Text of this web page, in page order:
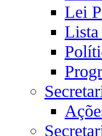
Lei
Lista